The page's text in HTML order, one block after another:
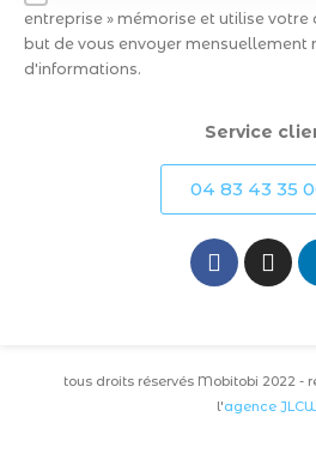
entreprise » mémorise et utilise
but de vous envoyer mensuellement
d'informations.
Service
04 83 43 35
tous droits réservés Mobitobi 2022 -
l'agence